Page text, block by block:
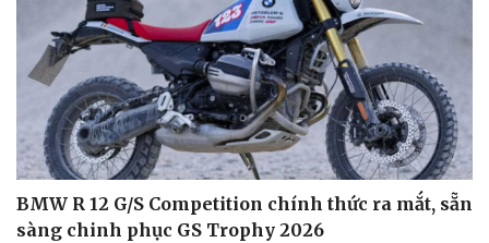
BMW R 12 G/S Competition chính thức ra mắt, sẵn
sàng chinh phục GS Trophy 2026